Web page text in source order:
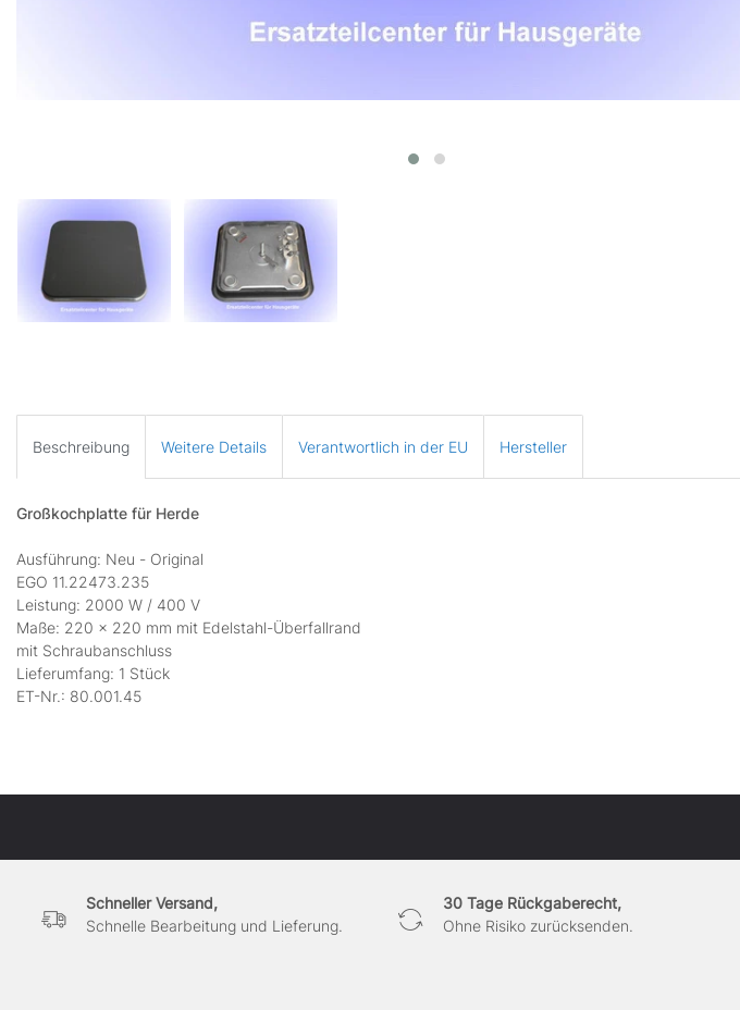
Beschreibung Weitere Details Verantwortlich in der EU Hersteller
Großkochplatte für Herde
Ausführung: Neu - Original
EGO 11.22473.235
Leistung: 2000 W / 400 V
Maße: 220 x 220 mm mit Edelstahl-Überfallrand
mit Schraubanschluss
Lieferumfang: 1 Stück
ET-Nr.: 80.001.45
Schneller Versand,
Schnelle Bearbeitung und Lieferung.
30 Tage Rückgaberecht,
Ohne Risiko zurücksenden.